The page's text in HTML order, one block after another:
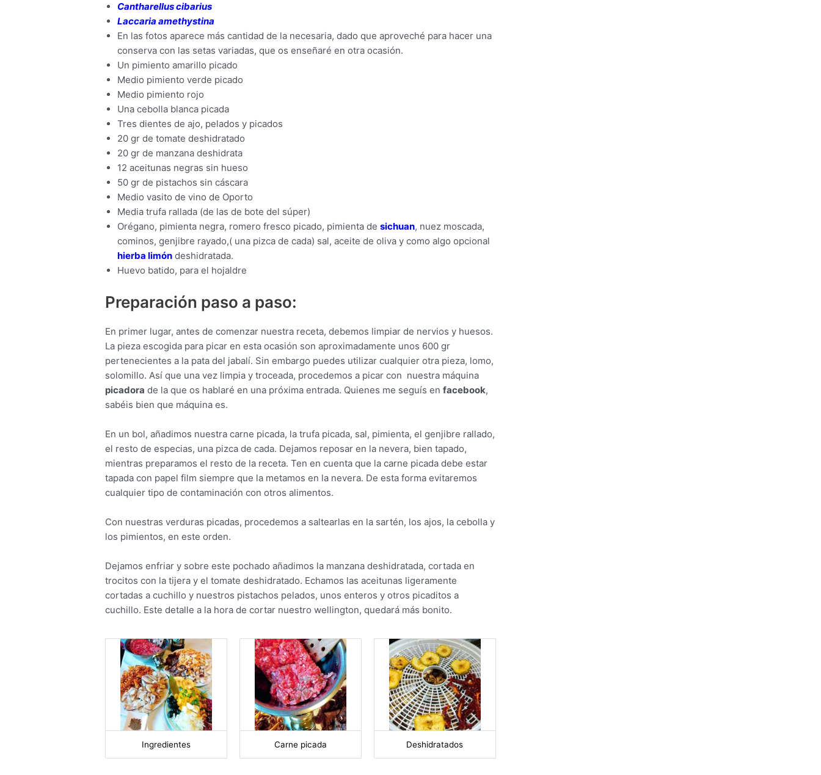
Cantharellus cibarius
Laccaria amethystina
En las fotos aparece más cantidad de la necesaria, dado que aproveché para hacer una
conserva con las setas variadas, que os enseñaré en otra ocasión.
Un pimiento amarillo picado
Medio pimiento verde picado
Medio pimiento rojo
Una cebolla blanca picada
Tres dientes de ajo, pelados y picados
20 gr de tomate deshidratado
20 gr de manzana deshidrata
12 aceitunas negras sin hueso
50 gr de pistachos sin cáscara
Medio vasito de vino de Oporto
Media trufa rallada (de las de bote del súper)
Orégano, pimienta negra, romero fresco picado, pimienta desichuan, nuez moscada,
cominos, genjibre rayado,( una pizca de cada) sal, aceite de oliva y como algo opcional
hierba limón deshidratada.
Huevo batido, para el hojaldre
Preparación paso a paso:
En primer lugar, antes de comenzar nuestra receta, debemos limpiar de nervios y huesos.
La pieza escogida para picar en esta ocasión son aproximadamente unos 600 gr
pertenecientes a la pata del jabalí. Sin embargo puedes utilizar cualquier otra pieza, lomo,
solomillo. Así que una vez limpia y troceada, procedemos a picar con nuestra máquina
picadora de la que os hablaré en una próxima entrada. Quienes me seguís enfacebook,
sabéis bien que máquina es.
En un bol, añadimos nuestra carne picada, la trufa picada, sal, pimienta, el genjibre rallado,
el resto de especias, una pizca de cada. Dejamos reposar en la nevera, bien tapado,
mientras preparamos el resto de la receta. Ten en cuenta que la carne picada debe estar
tapada con papel film siempre que la metamos en la nevera. De esta forma evitaremos
cualquier tipo de contaminación con otros alimentos.
Con nuestras verduras picadas, procedemos a saltearlas en la sartén, los ajos, la cebolla y
los pimientos, en este orden.
Dejamos enfriar y sobre este pochado añadimos la manzana deshidratada, cortada en
trocitos con la tijera y el tomate deshidratado. Echamos las aceitunas ligeramente
cortadas a cuchillo y nuestros pistachos pelados, unos enteros y otros picaditos a
cuchillo. Este detalle a la hora de cortar nuestro wellington, quedará más bonito.
Ingredientes Carne picada Deshidratados